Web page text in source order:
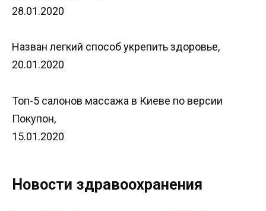
28.01.2020
Назван легкий способ укрепить здоровье,
20.01.2020
Топ-5 салонов массажа в Киеве по версии
Покупон,
15.01.2020
Новости здравоохранения